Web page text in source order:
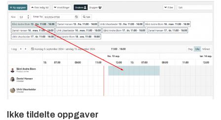
Ikke tildelte oppgaver